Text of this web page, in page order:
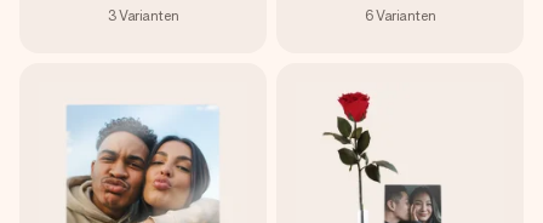
3Varianten 6Varianten